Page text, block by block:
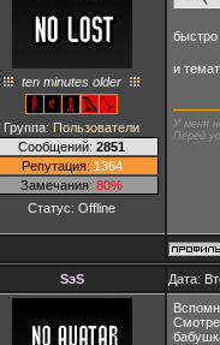
ten minutes older
Группа: Пользователи
Сообщений: 2851
Репутация: 1364
Замечания: 80%
Статус: Offline
быстро
и
У меня
Перед
SэS Дата: